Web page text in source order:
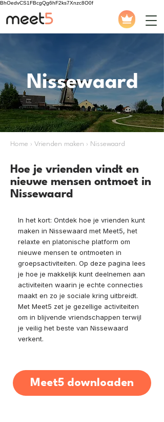
BhOedvCS1FBcgQg6hF2ks7Xnzc8O0f
Nissewaard
Home › Vrienden maken › Nissewaard
Hoe je vrienden vindt en
nieuwe mensen ontmoet in
Nissewaard
In het kort: Ontdek hoe je vrienden kunt
maken in Nissewaard met Meet5, het
relaxte en platonische platform om
nieuwe mensen te ontmoeten in
groepsactiviteiten. Op deze pagina lees
je hoe je makkelijk kunt deelnemen aan
activiteiten waarin je echte connecties
maakt en zo je sociale kring uitbreidt.
Met Meet5 zet je gezellige activiteiten
om in blijvende vriendschappen terwijl
je veilig het beste van Nissewaard
verkent.
Meet5 downloaden